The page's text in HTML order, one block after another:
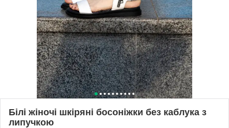
Білі жіночі шкіряні босоніжки без каблука з
липучкою